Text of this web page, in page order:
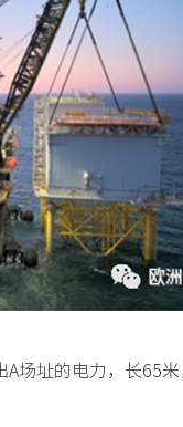
址的电力，长65